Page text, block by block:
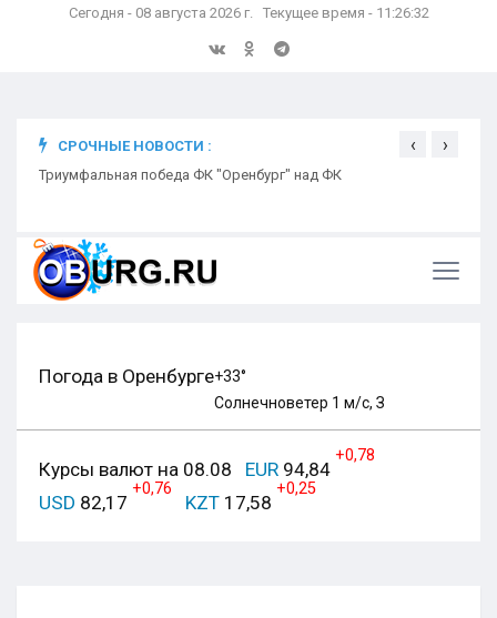
Сегодня - 08 августа 2026 г. Текущее время - 11:26:33
СРОЧНЫЕ НОВОСТИ :
Триумфальная победа ФК "Оренбург" над ФК
‹ ›
Погода в Оренбурге+33°
Солнечноветер 1 м/с, З
Курсы валют на 08.08 EUR 94,84
+0,78
USD 82,17
+0,76
KZT 17,58
+0,25